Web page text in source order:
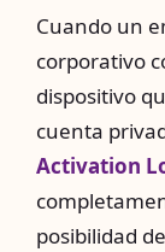
Cuando un
corporativo
dispositivo
cuenta
Activation
posibilidad